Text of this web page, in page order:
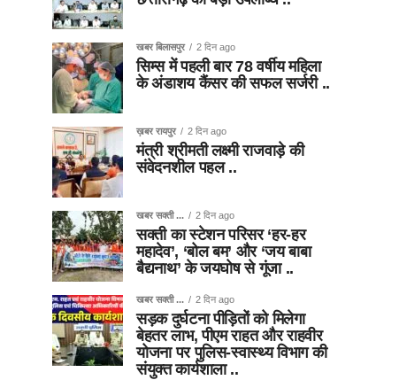
खबर बिलासपुर 2 दिन ago
सिम्स में पहली बार 78 वर्षीय महिला
के अंडाशय कैंसर की सफल सर्जरी ..
ख़बर रायपुर 2 दिन ago
मंत्री श्रीमती लक्ष्मी राजवाड़े की
संवेदनशील पहल ..
खबर सक्ती ... 2 दिन ago
सक्ती का स्टेशन परिसर ‘हर-हर
महादेव’, ‘बोल बम’ और ‘जय बाबा
बैद्यनाथ’ के जयघोष से गूंजा ..
खबर सक्ती ... 2 दिन ago
सड़क दुर्घटना पीड़ितों को मिलेगा
बेहतर लाभ, पीएम राहत और राहवीर
योजना पर पुलिस-स्वास्थ्य विभाग की
संयुक्त कार्यशाला ..